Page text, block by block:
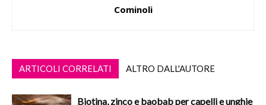
Cominoli
ARTICOLI CORRELATI ALTRO DALL'AUTORE
Biotina, zinco e baobab per capelli e unghie